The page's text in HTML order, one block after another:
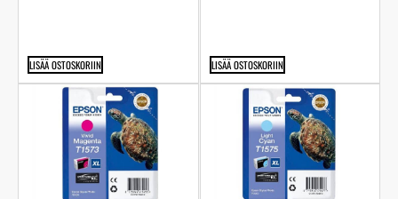
LISÄÄ OSTOSKORIIN LISÄÄ OSTOSKORIIN